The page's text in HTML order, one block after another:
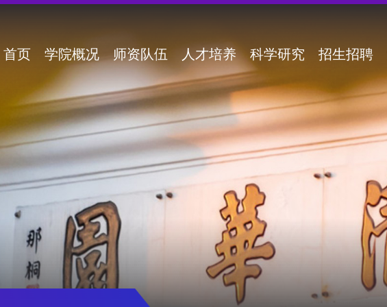
首页 学院概况 师资队伍 人才培养 科学研究 招生招聘